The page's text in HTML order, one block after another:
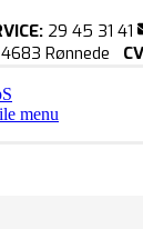
29 45 31 41
Rønnede
menu